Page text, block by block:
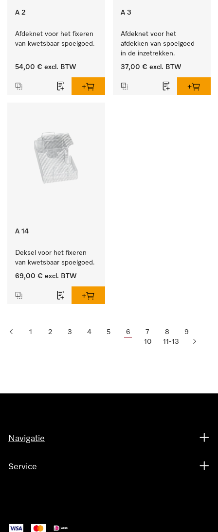
A 2
Afdeknet voor het fixeren
van kwetsbaar spoelgoed.
54,00 € excl. BTW
A 3
Afdeknet voor het
afdekken van spoelgoed
in de inzetrekken.
37,00 € excl. BTW
A 14
Deksel voor het fixeren
van kwetsbaar spoelgoed.
69,00 € excl. BTW
1 2 3 4 5 6 7 8
9
10
11-13
Navigatie
Service